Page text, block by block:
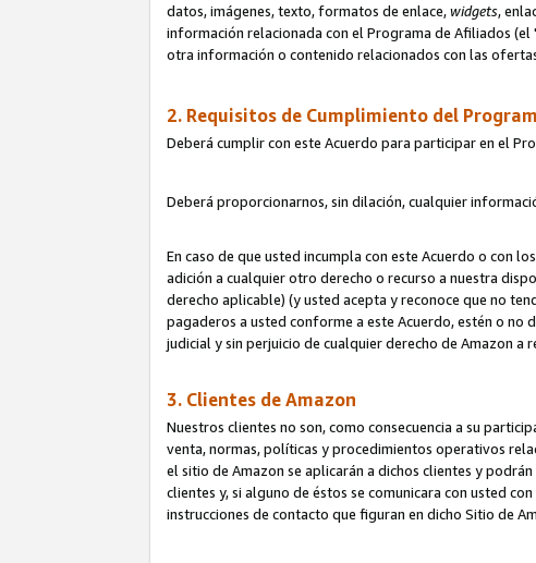
datos, imágenes, texto, formatos de enlace,widgets,
información relacionada con el Programa de Afiliados (el
otra información o contenido relacionados con las
2. Requisitos de Cumplimiento del
Deberá cumplir con este Acuerdo para participar en el
Deberá proporcionarnos, sin dilación, cualquier
En caso de que usted incumpla con este Acuerdo o con
adición a cualquier otro derecho o recurso a nuestra
derecho aplicable) (y usted acepta y reconoce que no
pagaderos a usted conforme a este Acuerdo, estén o no
judicial y sin perjuicio de cualquier derecho de Amazon a
3. Clientes de Amazon
Nuestros clientes no son, como consecuencia a su
venta, normas, políticas y procedimientos operativos
el sitio de Amazon se aplicarán a dichos clientes y
clientes y, si alguno de éstos se comunicara con usted
instrucciones de contacto que figuran en dicho Sitio de